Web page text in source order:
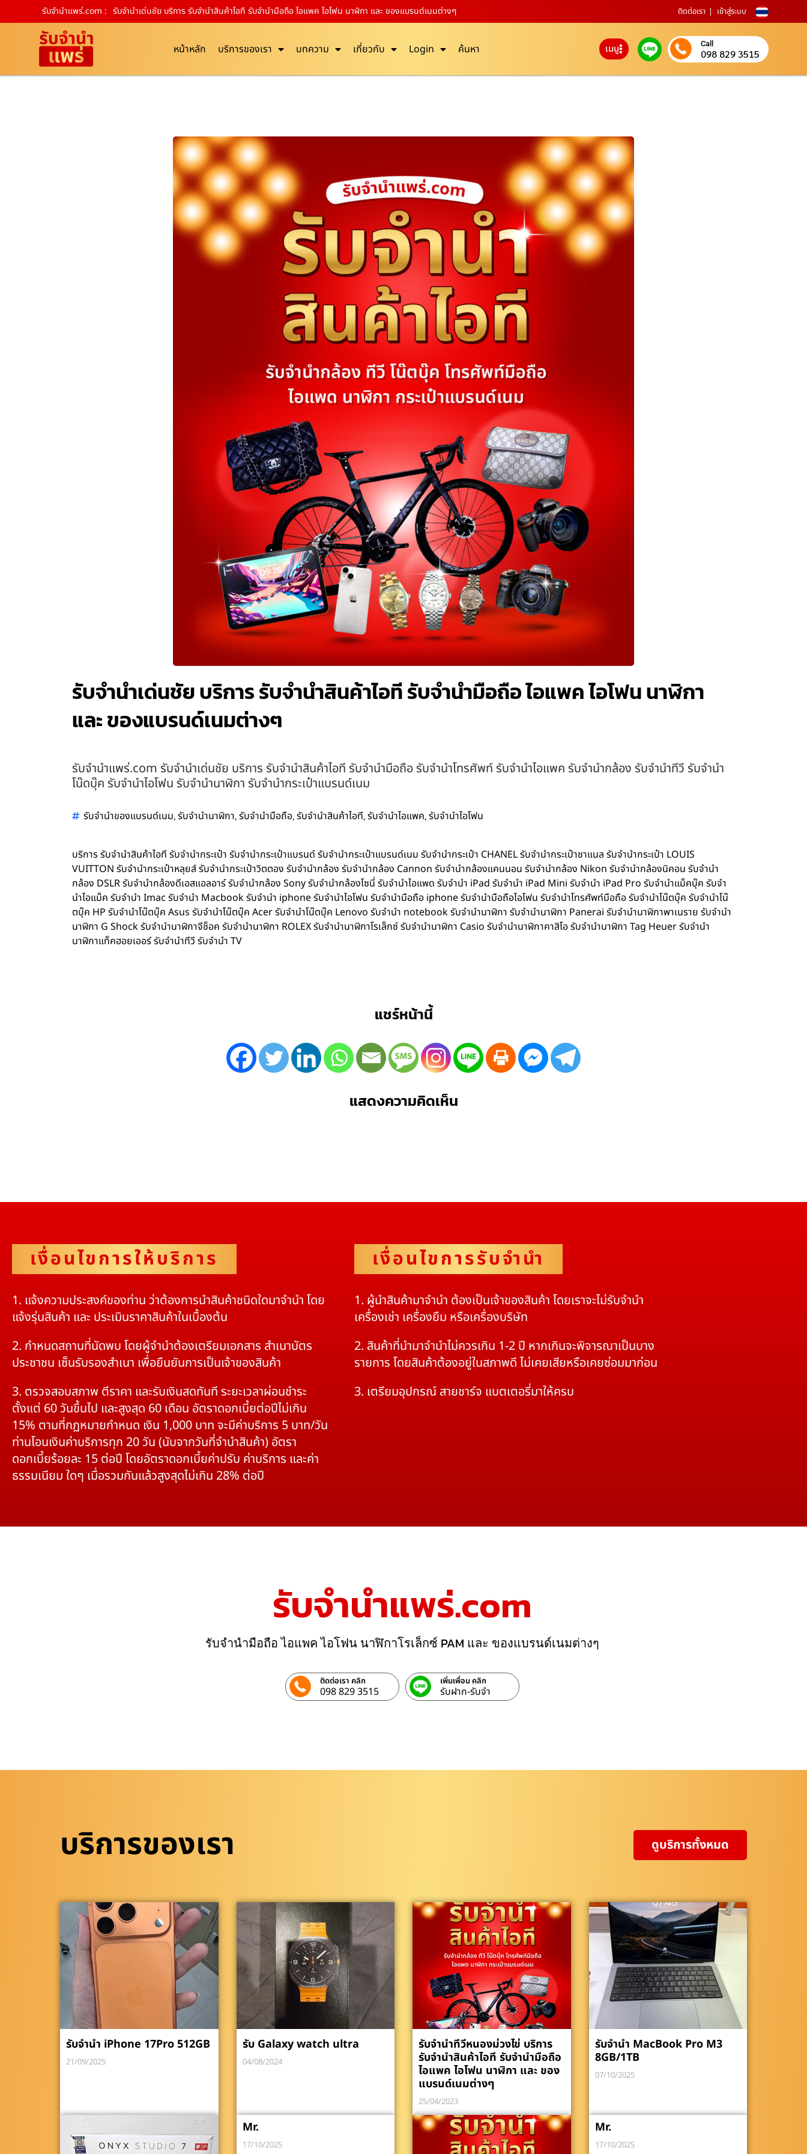
รับจํานําแพร่.com : รับจำนำเด่นชัย บริการ รับจำนำสินค้าไอที รับจำนำมือถือ ไอแพค ไอโฟน นาฬิกา และ ของแบรนด์เนมต่างๆ ติดต่อเรา เข้าสู่ระบบ
หน้าหลัก บริการของเรา บทความ เกี่ยวกับ Login ค้นหา เมนู Call
098 829 3515
รับจำนำเด่นชัย บริการ รับจำนำสินค้าไอที รับจำนำมือถือ ไอแพค ไอโฟน นาฬิกา
และ ของแบรนด์เนมต่างๆ
รับจํานําแพร่.com รับจำนำเด่นชัย บริการ รับจำนำสินค้าไอที รับจำนำมือถือ รับจำนำโทรศัพท์ รับจำนำไอแพค รับจำนำกล้อง รับจำนำทีวี รับจำนำ
โน๊ดบุ๊ค รับจำนำไอโฟน รับจำนำนาฬิกา รับจำนำกระเป๋าแบรนด์เนม
รับจำนำของแบรนด์เนม,รับจำนำนาฬิกา,รับจำนำมือถือ,รับจำนำสินค้าไอที,รับจำนำไอแพค,รับจำนำไอโฟน
บริการ รับจำนำสินค้าไอที รับจำนำกระเป๋า รับจำนำกระเป๋าแบรนด์ รับจำนำกระเป๋าแบรนด์เนม รับจำนำกระเป๋า CHANEL รับจำนำกระเป๋าชาแนล รับจำนำกระเป๋า LOUIS
VUITTON รับจำนำกระเป๋าหลุยส์ รับจำนำกระเป๋าวิตตอง รับจำนำกล้อง รับจำนำกล้อง Cannon รับจำนำกล้องแคนนอน รับจำนำกล้อง Nikon รับจำนำกล้องนิคอน รับจำนำ
กล้อง DSLR รับจำนำกล้องดีเอสแอลอาร์ รับจำนำกล้อง Sony รับจำนำกล้องโซนี่ รับจำนำไอแพด รับจำนำ iPad รับจำนำ iPad Mini รับจำนำ iPad Pro รับจำนำแม็คบุ๊ค รับจำ
นำไอแม็ค รับจำนำ Imac รับจำนำ Macbook รับจำนำ iphone รับจำนำไอโฟน รับจำนำมือถือ iphone รับจำนำมือถือไอโฟน รับจำนำโทรศัพท์มือถือ รับจำนำโน๊ตบุ๊ค รับจำนำโน๊
ตบุ๊ค HP รับจำนำโน๊ตบุ๊ค Asus รับจำนำโน๊ตบุ๊ค Acer รับจำนำโน๊ตบุ๊ค Lenovo รับจำนำ notebook รับจำนำนาฬิกา รับจำนำนาฬิกา Panerai รับจำนำนาฬิกาพาเนราย รับจำนำ
นาฬิกา G Shock รับจำนำนาฬิกาจีช็อค รับจำนำนาฬิกา ROLEX รับจำนำนาฬิกาโรเล็กซ์ รับจำนำนาฬิกา Casio รับจำนำนาฬิกาคาสิโอ รับจำนำนาฬิกา Tag Heuer รับจำนำ
นาฬิกาแท็คฮอยเออร์ รับจำนำทีวี รับจำนำ TV
แชร์หน้านี้
แสดงความคิดเห็น
เงื่อนไขการให้บริการ
1. แจ้งความประสงค์ของท่าน ว่าต้องการนำสินค้าชนิดใดมาจำนำ โดย
แจ้งรุ่นสินค้า และ ประเมินราคาสินค้าในเบื้องต้น
2. กำหนดสถานที่นัดพบ โดยผู้จำนำต้องเตรียมเอกสาร สำเนาบัตร
ประชาชน เซ็นรับรองสำเนา เพื่อยืนยันการเป็นเจ้าของสินค้า
3. ตรวจสอบสภาพ ตีราคา และรับเงินสดทันที ระยะเวลาผ่อนชำระ
ตั้งแต่ 60 วันขึ้นไป และสูงสุด 60 เดือน อัตราดอกเบี้ยต่อปีไม่เกิน
15% ตามที่กฏหมายกำหนด เงิน 1,000 บาท จะมีค่าบริการ 5 บาท/วัน
ท่านโอนเงินค่าบริการทุก 20 วัน (นับจากวันที่จำนำสินค้า) อัตรา
ดอกเบี้ยร้อยละ 15 ต่อปี โดยอัตราดอกเบี้ยค่าปรับ ค่าบริการ และค่า
ธรรมเนียม ใดๆ เมื่อรวมกันแล้วสูงสุดไม่เกิน 28% ต่อปี
เงื่อนไขการรับจำนำ
1. ผู้นำสินค้ามาจำนำ ต้องเป็นเจ้าของสินค้า โดยเราจะไม่รับจำนำ
เครื่องเช่า เครื่องยืม หรือเครื่องบริษัท
2. สินค้าที่นำมาจำนำไม่ควรเกิน 1-2 ปี หากเกินจะพิจารณาเป็นบาง
รายการ โดยสินค้าต้องอยู่ในสภาพดี ไม่เคยเสียหรือเคยซ่อมมาก่อน
3. เตรียมอุปกรณ์ สายชาร์จ แบตเตอรี่มาให้ครบ
รับจํานําแพร่.com
รับจำนำมือถือ ไอแพค ไอโฟน นาฬิกาโรเล็กซ์ PAM และ ของแบรนด์เนมต่างๆ
ติดต่อเรา คลิก
098 829 3515
เพิ่มเพื่อน คลิก
รับฝาก-รับจํา
บริการของเรา ดูบริการทั้งหมด
รับจำนำ iPhone 17Pro 512GB
21/09/2025
รับ Galaxy watch ultra
04/08/2024
รับจำนำทีวีหนองม่วงไข่ บริการ
รับจำนำสินค้าไอที รับจำนำมือถือ
ไอแพค ไอโฟน นาฬิกา และ ของ
แบรนด์เนมต่างๆ
25/04/2023
รับจำนำ MacBook Pro M3
8GB/1TB
07/10/2025
Mr.
17/10/2025
Mr.
17/10/2025